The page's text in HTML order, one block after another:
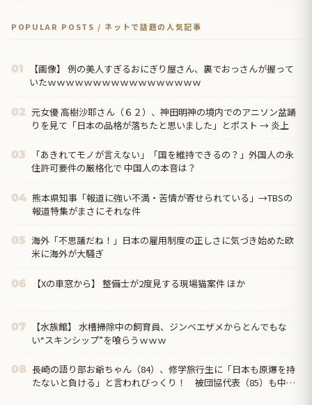
POPULAR POSTS / ネットで話題の人気記事
01
【画像】 例の美人すぎるおにぎり屋さん、裏でおっさんが握って
いたｗｗｗｗｗｗｗｗｗｗｗｗｗｗｗｗｗ
02 元女優 高樹沙耶さん（６２）、神田明神の境内でのアニソン盆踊
りを見て「日本の品格が落ちたと思いました」とポスト → 炎上
03
「あきれてモノが言えない」「国を維持できるの？」外国人の永
住許可要件の厳格化で 中国人の本音は？
04 熊本県知事「報道に強い不満・苦情が寄せられている」→TBSの
報道特集がまさにそれな件
05 海外「不思議だね！」日本の雇用制度の正しさに気づき始めた欧
米に海外が大騒ぎ
06 【Xの車窓から】 整備士が2度見する現場猫案件 ほか
07
【水族館】 水槽掃除中の飼育員、ジンベエザメからとんでもな
い“スキンシップ”を喰らうｗｗｗ
08 長崎の語り部お爺ちゃん（84）、修学旅行生に「日本も原爆を持
たないと負ける」と言われびっくり！ 被団協代表（85）も中学